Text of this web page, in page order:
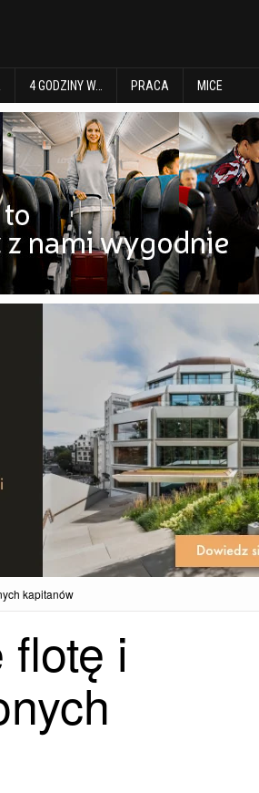
4 GODZINY W… PRACA MICE
kapitanów
i